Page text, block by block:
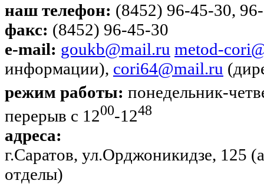
наш телефон: (8452) 96-45-30,
факс: (8452) 96-45-30
e-mail: goukb@mail.ru metod-
информации), cori64@mail.ru
режим работы: понедельник-
перерыв с 1200-1248
адреса:
г.Саратов, ул.Орджоникидзе, 125
отделы)